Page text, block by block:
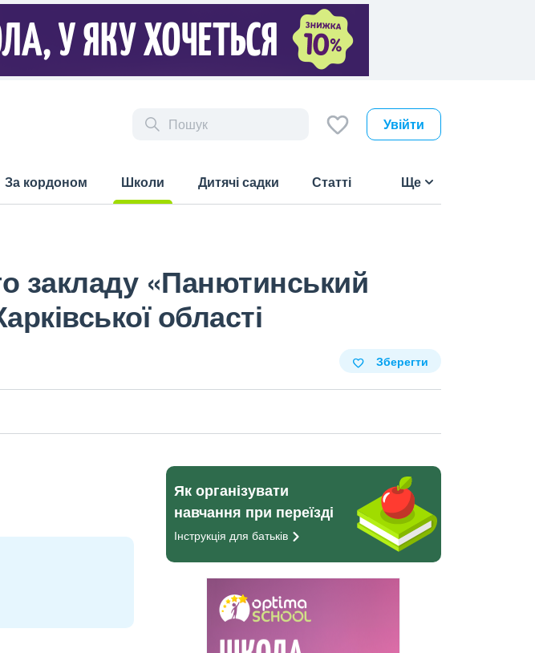
Увійти
За кордоном
Школи
Дитячі садки Статті Ще
закладу «Панютинський
області
Зберегти
Як організувати
навчання при переїзді
Інструкція для батьків